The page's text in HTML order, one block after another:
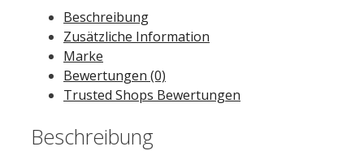
Beschreibung
Zusätzliche Information
Marke
Bewertungen (0)
Trusted Shops Bewertungen
Beschreibung